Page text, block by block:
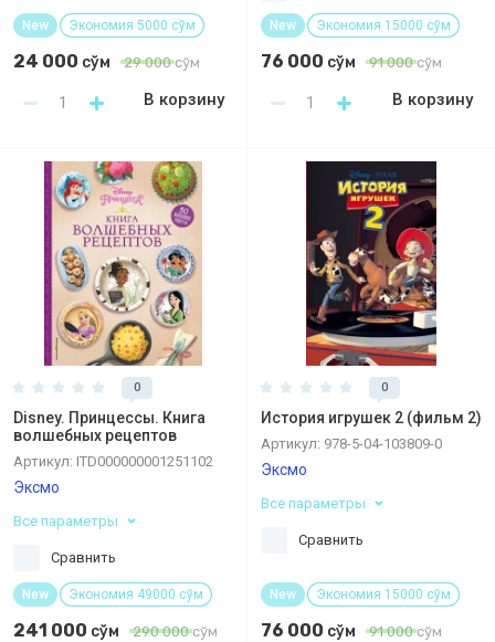
New Экономия 5000 сўм
24 000 сўм 29 000сўм
В корзину
New Экономия 15000 сўм
76 000 сўм 91 000сўм
В корзину
0
Disney. Принцессы. Книга
волшебных рецептов
Артикул: ITD000000001251102
Эксмо
Все параметры
Сравнить
New Экономия 49000 сўм
241 000 сўм 290 000сўм
0
История игрушек 2 (фильм 2)
Артикул: 978-5-04-103809-0
Эксмо
Все параметры
Сравнить
New Экономия 15000 сўм
76 000 сўм 91 000сўм